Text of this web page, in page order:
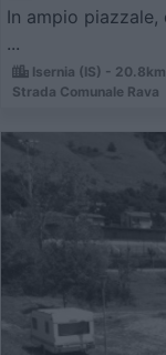
In ampio
...
Isernia (IS) - 20.8km
Strada Comunale Rava